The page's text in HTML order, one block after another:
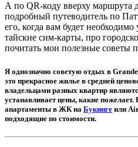
А по QR-коду вверху маршрута
подробный путеводитель по
его, когда вам будет
тайские сим-карты, про
почитать мои полезные советы
Я однозначно советую отдых в
это прекрасное жилье в средней
владельцами разных квартир
устанавливает цены, какие
апартаменты в ЖК на Букинге или
подходящие по стоимости.